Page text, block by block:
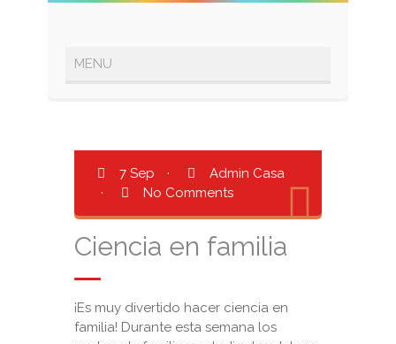
7 Sep ·
Admin Casa
·
No Comments
Ciencia en familia
¡Es muy divertido hacer ciencia en
familia! Durante esta semana los